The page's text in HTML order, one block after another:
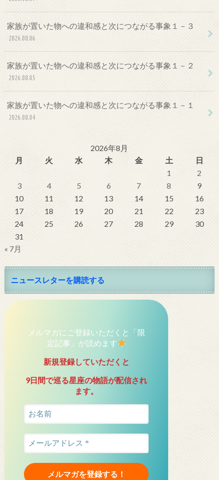
家族が置いた物への違和感と次につながる事象１－３
2026.08.06
家族が置いた物への違和感と次につながる事象１－２
2026.08.05
家族が置いた物への違和感と次につながる事象１－１
2026.08.04
2026年8月
月
火 水 木 金 土
日
1
2
3
4 5 6 7 8
9
10
11 12 13 14 15
16
17
18 19 20 21 22
23
24
25 26 27 28 29
30
31
« 7月
ニュースレターを購読する
メルマガにご登録いただくと「限
定記事」が読めます
新規登録していただくと
9日間で巡る星座の物語が配信され
ます。